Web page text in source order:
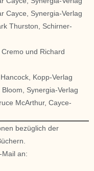
Cayce, Synergia-Verlag
Thurston, Schirner-
Cremo und Richard
Kopp-Verlag
Bloom, Synergia-Verlag
McArthur, Cayce-
bezüglich der
Mail an: